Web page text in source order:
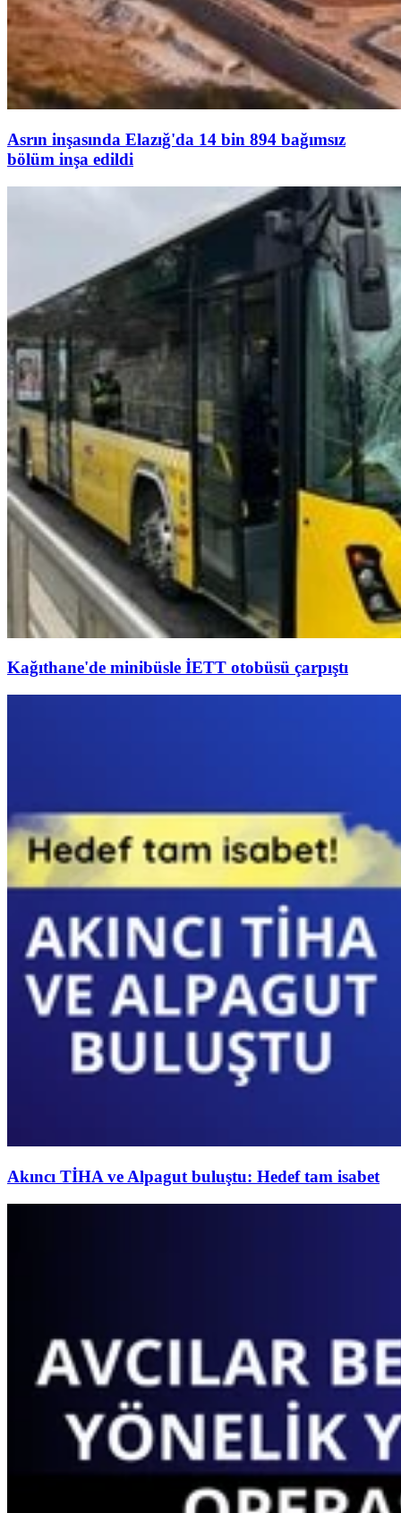
Asrın inşasında Elazığ'da 14 bin 894 bağımsız
bölüm inşa edildi
Kağıthane'de minibüsle İETT otobüsü çarpıştı
Akıncı TİHA ve Alpagut buluştu: Hedef tam isabet